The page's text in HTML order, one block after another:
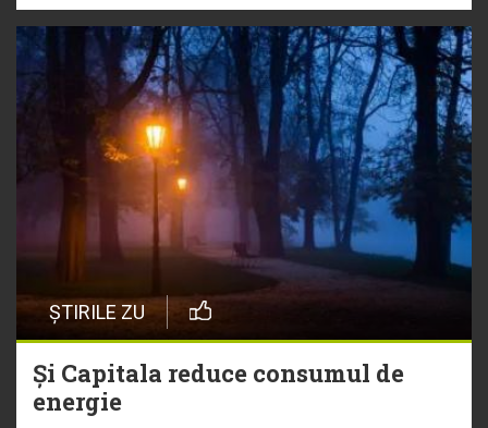
ȘTIRILE ZU
Și Capitala reduce consumul de
energie